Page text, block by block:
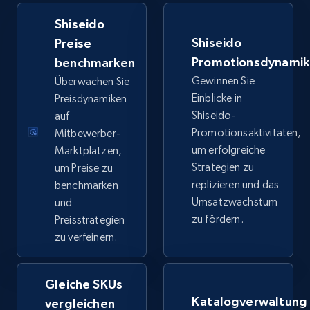
URL, Title, Available, Description, Currency, Initial
price, Final price, Discount percent, and more.
5.4K+ 668+ Jetzt anfangen
TikTok Shop - category
URL, Title, Available, Description, Currency, Initial
price, Final price, Discount percent, and more.
5.4K+ Jetzt anfangen
by keywords search
Shiseido
Preise
benchmarken
Überwachen Sie
Preisdynamiken
auf
Mitbewerber-
Marktplätzen,
um Preise zu
benchmarken
und
Preisstrategien
zu verfeinern.
Shiseido
Gewinnen Sie
Einblicke in
Shiseido-
Promotionsaktivitäten,
um erfolgreiche
Strategien zu
replizieren und das
Umsatzwachstum
zu fördern.
Gleiche SKUs
vergleichen
Katalogverwaltung